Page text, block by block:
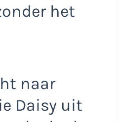
het
naar
Daisy uit